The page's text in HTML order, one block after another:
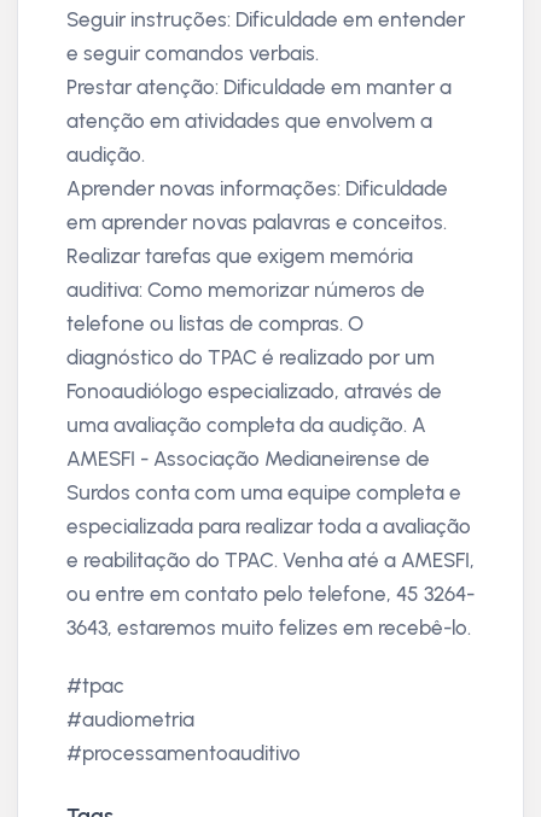
Seguir instruções: Dificuldade em entender
e seguir comandos verbais.
Prestar atenção: Dificuldade em manter a
atenção em atividades que envolvem a
audição.
Aprender novas informações: Dificuldade
em aprender novas palavras e conceitos.
Realizar tarefas que exigem memória
auditiva: Como memorizar números de
telefone ou listas de compras. O
diagnóstico do TPAC é realizado por um
Fonoaudiólogo especializado, através de
uma avaliação completa da audição. A
AMESFI - Associação Medianeirense de
Surdos conta com uma equipe completa e
especializada para realizar toda a avaliação
e reabilitação do TPAC. Venha até a AMESFI,
ou entre em contato pelo telefone, 45 3264-
3643, estaremos muito felizes em recebê-lo.
#tpac
#audiometria
#processamentoauditivo